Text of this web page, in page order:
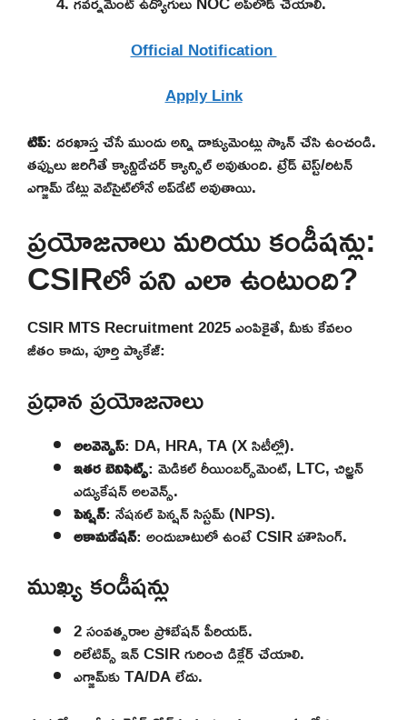
Official Notification
Apply Link
టిప్: దరఖాస్త చేసే ముందు అన్ని డాక్యుమెంట్లు స్కాన్ చేసి ఉంచండి.
తప్పులు జరిగితే క్యాన్డిడేచర్ క్యాన్సిల్ అవుతుంది. ట్రేడ్ టెస్ట్/రిటన్
ఎగ్జామ్ డేట్లు వెబ్‌సైట్‌లోనే అప్‌డేట్ అవుతాయి.
ప్రయోజనాలు మరియు కండీషన్లు:
CSIRలో పని ఎలా ఉంటుంది?
CSIR MTS Recruitment 2025 ఎంపికైతే, మీకు కేవలం
జీతం కాదు, పూర్తి ప్యాకేజ్:
ప్రధాన ప్రయోజనాలు
అలవెన్సెస్: DA, HRA, TA (X సిటీల్లో).
ఇతర బెనిఫిట్స్: మెడికల్ రీయింబర్స్‌మెంట్, LTC, చిల్డ్రన్
ఎడ్యుకేషన్ అలవెన్స్.
పెన్షన్: నేషనల్ పెన్షన్ సిస్టమ్ (NPS).
అకామడేషన్: అందుబాటులో ఉంటే CSIR హౌసింగ్.
ముఖ్య కండీషన్లు
2 సంవత్సరాల ప్రోబేషన్ పీరియడ్.
రిలేటివ్స్ ఇన్ CSIR గురించి డిక్లేర్ చేయాలి.
ఎగ్జామ్‌కు TA/DA లేదు.